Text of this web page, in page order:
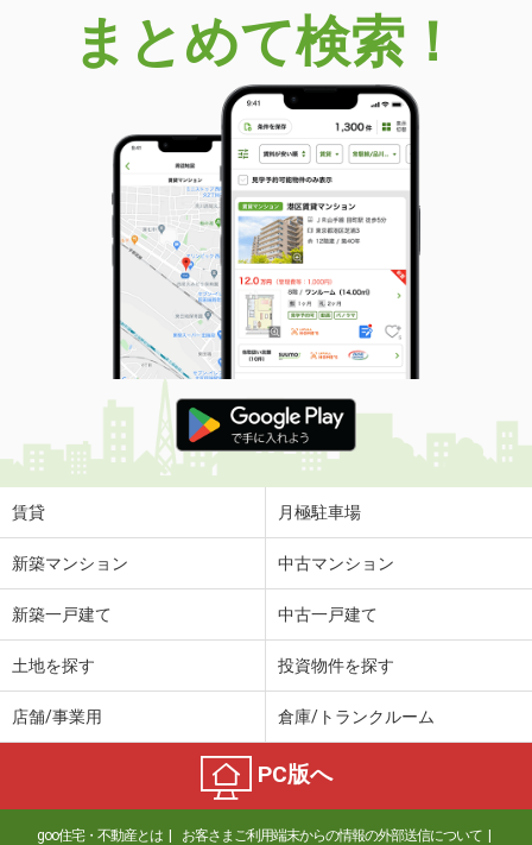
まとめて検索！
賃貸 月極駐車場
新築マンション 中古マンション
新築一戸建て 中古一戸建て
土地を探す 投資物件を探す
店舗/事業用 倉庫/トランクルーム
PC版へ
goo住宅・不動産とは お客さまご利用端末からの情報の外部送信について